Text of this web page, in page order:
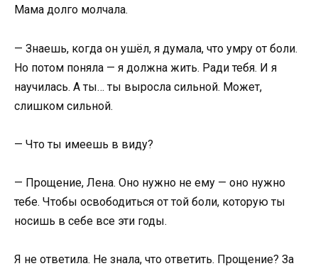
Мама долго молчала.
— Знаешь, когда он ушёл, я думала, что умру от боли.
Но потом поняла — я должна жить. Ради тебя. И я
научилась. А ты… ты выросла сильной. Может,
слишком сильной.
— Что ты имеешь в виду?
— Прощение, Лена. Оно нужно не ему — оно нужно
тебе. Чтобы освободиться от той боли, которую ты
носишь в себе все эти годы.
Я не ответила. Не знала, что ответить. Прощение? За